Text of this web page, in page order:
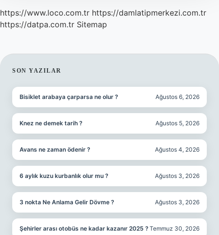
https://www.loco.com.tr https://damlatipmerkezi.com.tr
https://datpa.com.tr Sitemap
SIDEBAR
SON YAZILAR
Bisiklet arabaya çarparsa ne olur ? Ağustos 6, 2026
Knez ne demek tarih ? Ağustos 5, 2026
Avans ne zaman ödenir ? Ağustos 4, 2026
6 aylık kuzu kurbanlık olur mu ? Ağustos 3, 2026
3 nokta Ne Anlama Gelir Dövme ? Ağustos 3, 2026
Şehirler arası otobüs ne kadar kazanır 2025 ? Temmuz 30, 2026